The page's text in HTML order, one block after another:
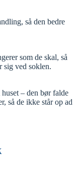
så den bedre
som de skal, så
sig ved soklen.
– den bør falde
så de ikke står op ad